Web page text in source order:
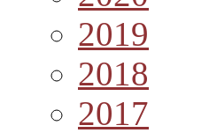
2019
2018
2017